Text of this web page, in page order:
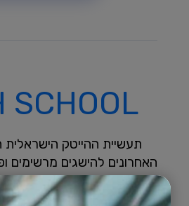
SCHOOL
תעשיית ההייטק הישראלית
האחרונים להישגים מרשימים
זו מעוררת עניין בעולם
והחברה הישראלית והפכה